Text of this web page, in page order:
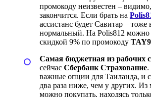
промокоду неизвестен –
закончится. Если брать на
ассистанс будет Савитар – тоже
нормальный. На Polis812 можно
скидкой 9% по промокоду TAY9
Самая бюджетная из рабочих
сейчас Сбербанк Страхование.
важные опции для Таиланда, и
два раза ниже, чем у других. Из
можно покупать, находясь